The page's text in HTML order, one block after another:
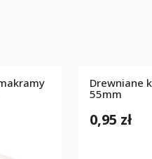
Drewniane
55mm
0,95 zł